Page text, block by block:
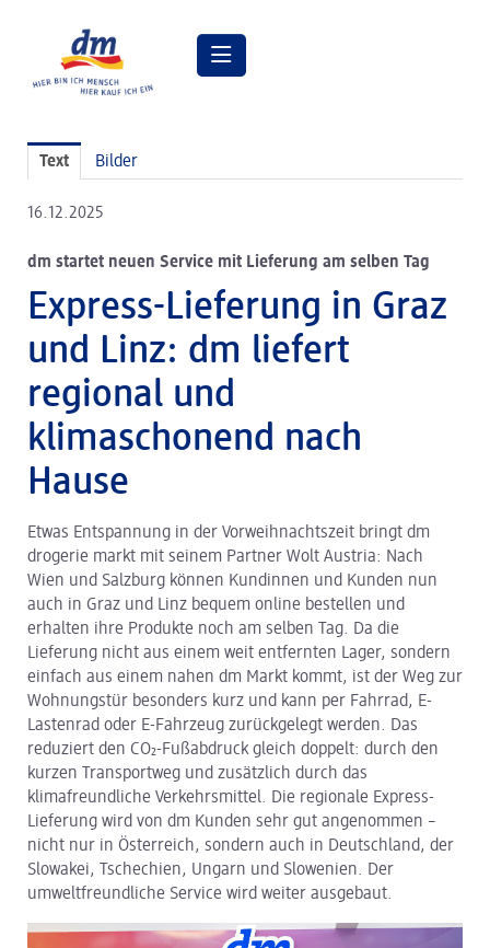
Pressebilder
dm Geschäftsführung
dm Markt
dm friseurstudio
dm kosmetikstudio
Verantwortung
Lehre bei dm
Arbeiten bei dm
dm Logistik
dm Online Shop
PAYBACK
Über dm
Pressekontakt
ACTIVE BEAUTY
Text Bilder
16.12.2025
dm startet neuen Service mit Lieferung am selben Tag
Express-Lieferung in Graz
und Linz: dm liefert
regional und
klimaschonend nach
Hause
Etwas Entspannung in der Vorweihnachtszeit bringt dm
drogerie markt mit seinem Partner Wolt Austria: Nach
Wien und Salzburg können Kundinnen und Kunden nun
auch in Graz und Linz bequem online bestellen und
erhalten ihre Produkte noch am selben Tag. Da die
Lieferung nicht aus einem weit entfernten Lager, sondern
einfach aus einem nahen dm Markt kommt, ist der Weg zur
Wohnungstür besonders kurz und kann per Fahrrad, E-
Lastenrad oder E-Fahrzeug zurückgelegt werden. Das
reduziert den CO₂-Fußabdruck gleich doppelt: durch den
kurzen Transportweg und zusätzlich durch das
klimafreundliche Verkehrsmittel. Die regionale Express-
Lieferung wird von dm Kunden sehr gut angenommen –
nicht nur in Österreich, sondern auch in Deutschland, der
Slowakei, Tschechien, Ungarn und Slowenien. Der
umweltfreundliche Service wird weiter ausgebaut.